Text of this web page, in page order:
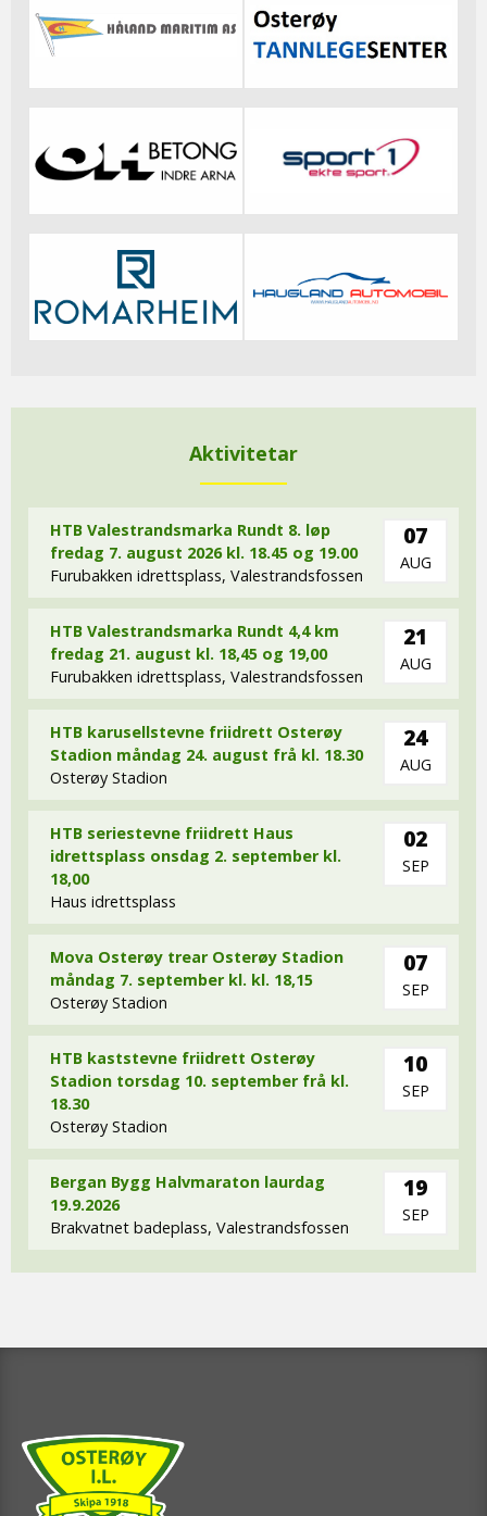
Aktivitetar
HTB Valestrandsmarka Rundt 8. løp
fredag 7. august 2026 kl. 18.45 og 19.00
Furubakken idrettsplass, Valestrandsfossen
07
AUG
HTB Valestrandsmarka Rundt 4,4 km
fredag 21. august kl. 18,45 og 19,00
Furubakken idrettsplass, Valestrandsfossen
21
AUG
HTB karusellstevne friidrett Osterøy
Stadion måndag 24. august frå kl. 18.30
Osterøy Stadion
24
AUG
HTB seriestevne friidrett Haus
idrettsplass onsdag 2. september kl.
18,00
Haus idrettsplass
02
SEP
Mova Osterøy trear Osterøy Stadion
måndag 7. september kl. kl. 18,15
Osterøy Stadion
07
SEP
HTB kaststevne friidrett Osterøy
Stadion torsdag 10. september frå kl.
18.30
Osterøy Stadion
10
SEP
Bergan Bygg Halvmaraton laurdag
19.9.2026
Brakvatnet badeplass, Valestrandsfossen
19
SEP